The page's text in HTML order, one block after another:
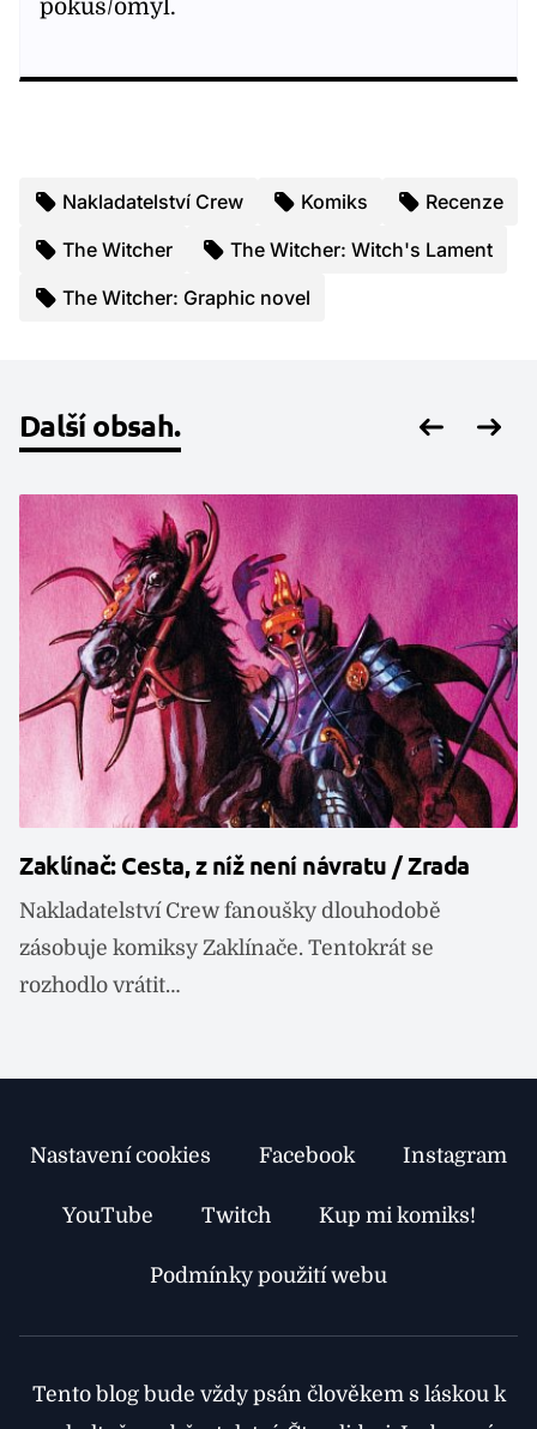
pokus/omyl.
Nakladatelství Crew Komiks
Recenze
The Witcher
The Witcher: Witch's Lament
The Witcher: Graphic novel
Další obsah.
Zaklínač: Cesta, z níž není návratu / Zrada
Nakladatelství Crew fanoušky dlouhodobě
zásobuje komiksy Zaklínače. Tentokrát se
rozhodlo vrátit…
Nastavení cookies Facebook Instagram
YouTube Twitch Kup mi komiks!
Podmínky použití webu
Tento blog bude vždy psán člověkem s láskou k